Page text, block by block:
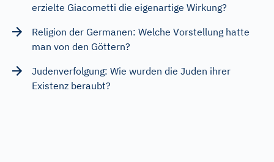
erzielte Giacometti die eigenartige Wirkung?
Religion der Germanen: Welche Vorstellung hatte
man von den Göttern?
Judenverfolgung: Wie wurden die Juden ihrer
Existenz beraubt?